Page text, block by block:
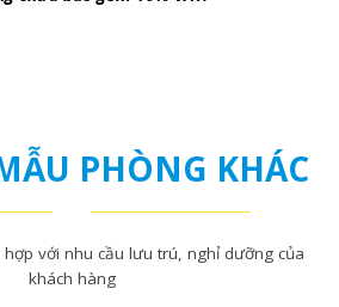
PHÒNG KHÁC
với nhu cầu lưu trú, nghỉ dưỡng của
khách hàng